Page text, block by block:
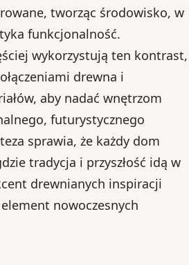
tworząc środowisko, w
funkcjonalność.
wykorzystują ten kontrast,
drewna i
aby nadać wnętrzom
futurystycznego
sprawia, że każdy dom
tradycja i przyszłość idą w
drewnianych inspiracji
nowoczesnych